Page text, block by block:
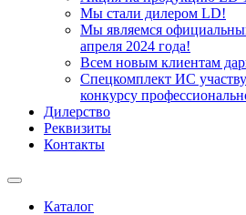
Мы стали дилером LD!
Мы являемся
апреля 2024 года!
Всем новым клиентам
Спецкомплект ИС
конкурсу
Дилерство
Реквизиты
Контакты
Каталог